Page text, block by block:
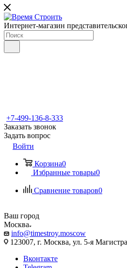
Интернет-магазин
+7-499-136-8-333
Заказать звонок
Задать вопрос
Войти
Корзина0
Избранные товары0
Сравнение товаров0
Ваш город
Москва
info@timestroy.moscow
123007, г. Москва, ул. 5-я
Вконтакте